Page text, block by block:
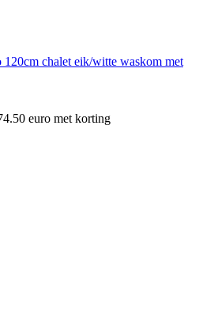
120cm chalet eik/witte waskom met
euro met korting